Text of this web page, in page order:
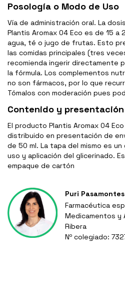
Posología o Modo de Uso
Vía de administración oral. La
Plantis Aromax 04 Eco es de 15 a
agua, té o jugo de frutas. Esto
las comidas principales (tres
recomienda ingerir directamente
la fórmula. Los complementos
no son fármacos, por lo que
Tómalos con moderación pues
Contenido y presentación
El producto Plantis Aromax 04
distribuido en presentación de
de 50 ml. La tapa del mismo es
uso y aplicación del glicerinado.
empaque de cartón
Puri Pasamontes
Farmacéutica
Medicamentos y
Ribera
Nº colegiado: